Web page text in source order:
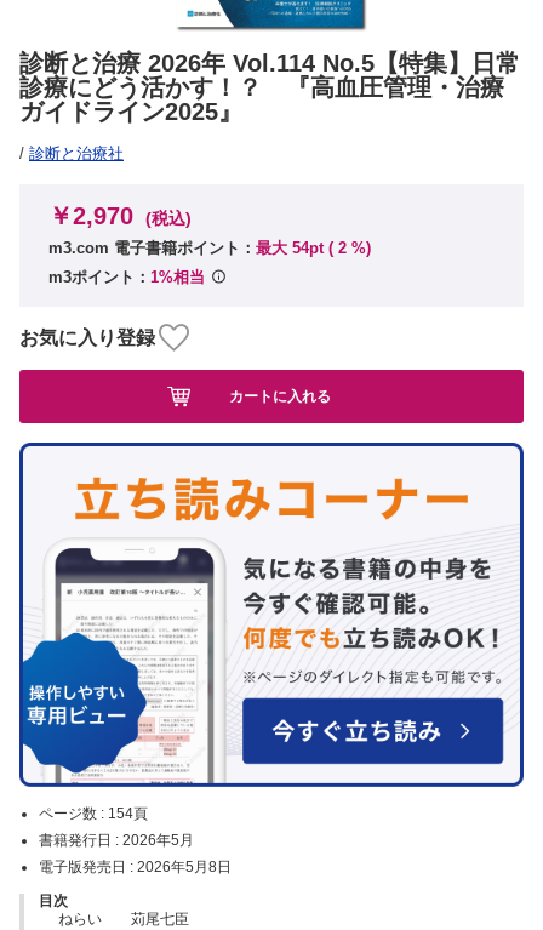
診断と治療 2026年 Vol.114 No.5【特集】日常
診療にどう活かす！？ 『高血圧管理・治療
ガイドライン2025』
/ 診断と治療社
ページ数 : 154頁
書籍発行日 : 2026年5月
電子版発売日 : 2026年5月8日
目次
ねらい 苅尾七臣
￥2,970 (税込)
m3.com 電子書籍ポイント： 最大 54pt ( 2 %)
m3ポイント： 1%相当
お気に入り登録
カートに入れる